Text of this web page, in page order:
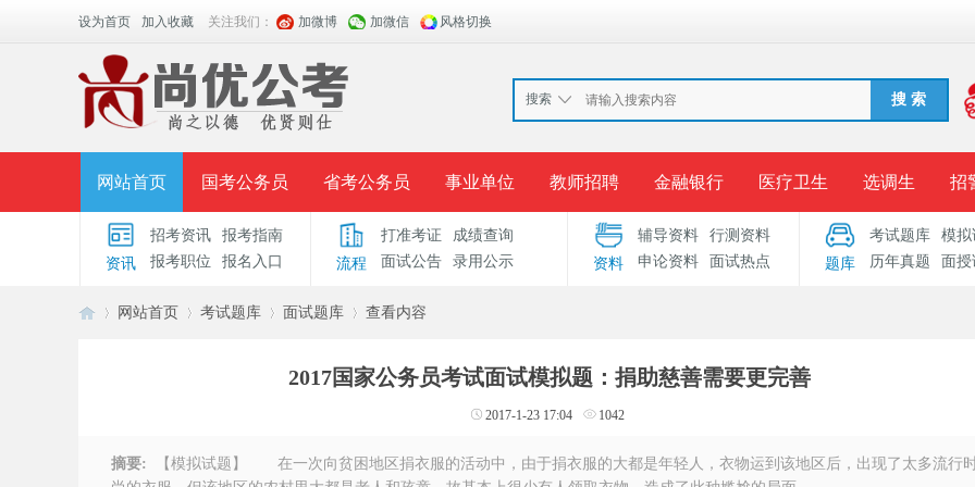
设为首页 加入收藏 关注我们： 加微博 加微信 风格切换
搜索 搜 索
网站首页 国考公务员 省考公务员 事业单位 教师招聘 金融银行 医疗卫生 选调生 招
面授课程 招考公告 面试公告 报考指导 准考证打印 成绩查询 录用公示 考
时政热点 视频课堂 名师团队 学员风采
资讯
招考资讯
报考指南
报考职位
报名入口 流程
打准考证
成绩查询
面试公告
录用公示 资料
辅导资料
行测资料
申论资料
面试热点 题库
考试题库
模拟
历年真题
面
网站首页 考试题库 面试题库 查看内容
2017国家公务员考试面试模拟题：捐助慈善需要更完善
2017-1-23 17:04 1042
摘要:
【模拟试题】 在一次向贫困地区捐衣服的活动中，由于捐衣服的大都是年轻人，衣物运到该地区后，出现了太多流行